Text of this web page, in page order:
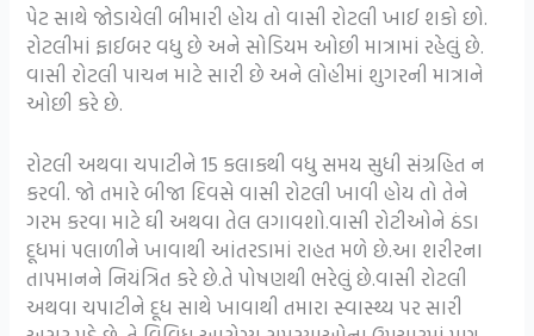
પેટ સાથે જોડાયેલી બીમારી હોય તો વાસી રોટલી ખાઈ શકો છો.
રોટલીમાં ફાઈબર વધુ છે અને સોડિયમ ઓછી માત્રામાં રહેલું છે.
વાસી રોટલી પાચન માટે સારી છે અને લોહીમાં શુગરની માત્રાને
ઓછી કરે છે.
રોટલી અથવા ચપાટીને 15 કલાકથી વધુ સમય સુધી સંગ્રહિત ન
કરવી. જો તમારે બીજા દિવસે વાસી રોટલી ખાવી હોય તો તેને
ગરમ કરવા માટે ઘી અથવા તેલ લગાવશો.વાસી રોટીઓને ઠંડા
દૂધમાં પલાળીને ખાવાથી આંતરડામાં રાહત મળે છે.આ શરીરના
તાપમાનને નિયંત્રિત કરે છે.તે પોષણથી ભરેલું છે.વાસી રોટલી
અથવા ચપાટીને દૂધ સાથે ખાવાથી તમારા સ્વાસ્થ્ય પર સારી